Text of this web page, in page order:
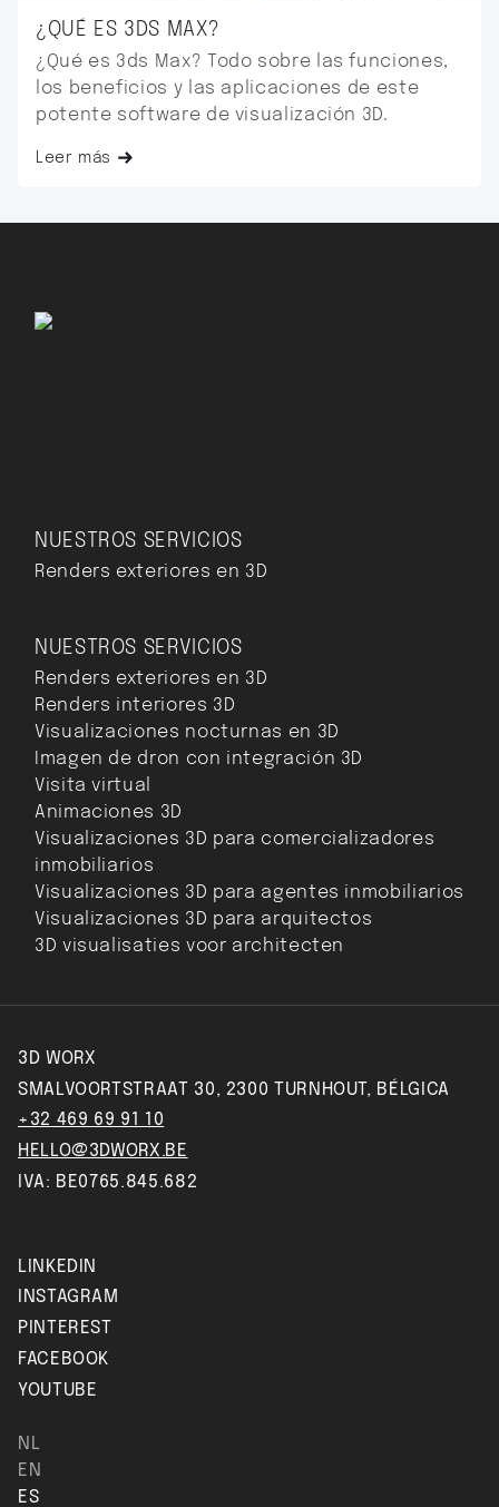
¿QUÉ ES 3DS MAX?
¿Qué es 3ds Max? Todo sobre las funciones,
los beneficios y las aplicaciones de este
potente software de visualización 3D.
Leer más
NUESTROS SERVICIOS
Renders exteriores en 3D
NUESTROS SERVICIOS
Renders exteriores en 3D
Renders interiores 3D
Visualizaciones nocturnas en 3D
Imagen de dron con integración 3D
Visita virtual
Animaciones 3D
Visualizaciones 3D para comercializadores
inmobiliarios
Visualizaciones 3D para agentes inmobiliarios
Visualizaciones 3D para arquitectos
3D visualisaties voor architecten
3D WORX
SMALVOORTSTRAAT 30, 2300 TURNHOUT, BÉLGICA
+32 469 69 91 10
HELLO@3DWORX.BE
IVA: BE0765.845.682
LINKEDIN
INSTAGRAM
PINTEREST
FACEBOOK
YOUTUBE
NL
EN
ES